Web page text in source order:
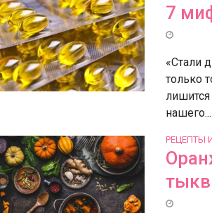
7
«Стали
только
нашего...
РЕЦЕПТЫ